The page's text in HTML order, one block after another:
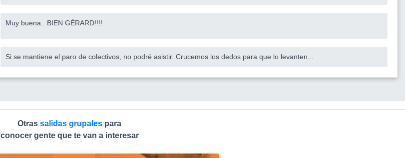
Muy buena.. BIEN GÉRARD!!!!
Si se mantiene el paro de colectivos, no podré asistir. Crucemos los dedos para que lo levanten...
Otras salidas grupales para
conocer gente que te van a interesar